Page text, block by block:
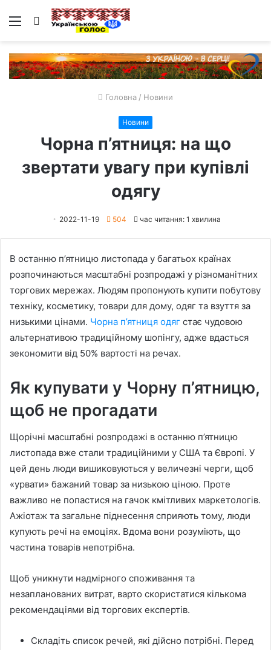
Меню Пошук
Головна / Новини
Новини
Чорна п’ятниця: на що
звертати увагу при купівлі
одягу
2022-11-19 504 час читання: 1 хвилина
В останню п’ятницю листопада у багатьох країнах
розпочинаються масштабні розпродажі у різноманітних
торгових мережах. Людям пропонують купити побутову
техніку, косметику, товари для дому, одяг та взуття за
низькими цінами. Чорна п’ятниця одяг стає чудовою
альтернативою традиційному шопінгу, адже вдасться
зекономити від 50% вартості на речах.
Як купувати у Чорну п’ятницю,
щоб не прогадати
Щорічні масштабні розпродажі в останню п’ятницю
листопада вже стали традиційними у США та Європі. У
цей день люди вишиковуються у величезні черги, щоб
«урвати» бажаний товар за низькою ціною. Проте
важливо не попастися на гачок кмітливих маркетологів.
Ажіотаж та загальне піднесення сприяють тому, люди
купують речі на емоціях. Вдома вони розуміють, що
частина товарів непотрібна.
Щоб уникнути надмірного споживання та
незапланованих витрат, варто скористатися кількома
рекомендаціями від торгових експертів.
Складіть список речей, які дійсно потрібні. Перед